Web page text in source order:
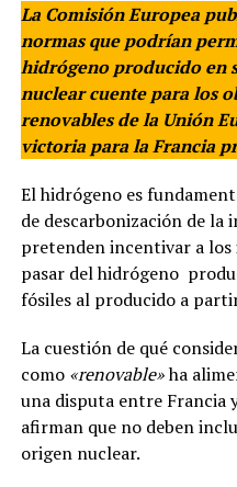
La Comisión Europea
normas que podrían
hidrógeno producido en
nuclear cuente para los
renovables de la Unión
victoria para la Francia
El hidrógeno es
de descarbonización de la
pretenden incentivar a los
pasar del hidrógeno
fósiles al producido a
La cuestión de qué
como «renovable»ha
una disputa entre Francia
afirman que no deben
origen nuclear.